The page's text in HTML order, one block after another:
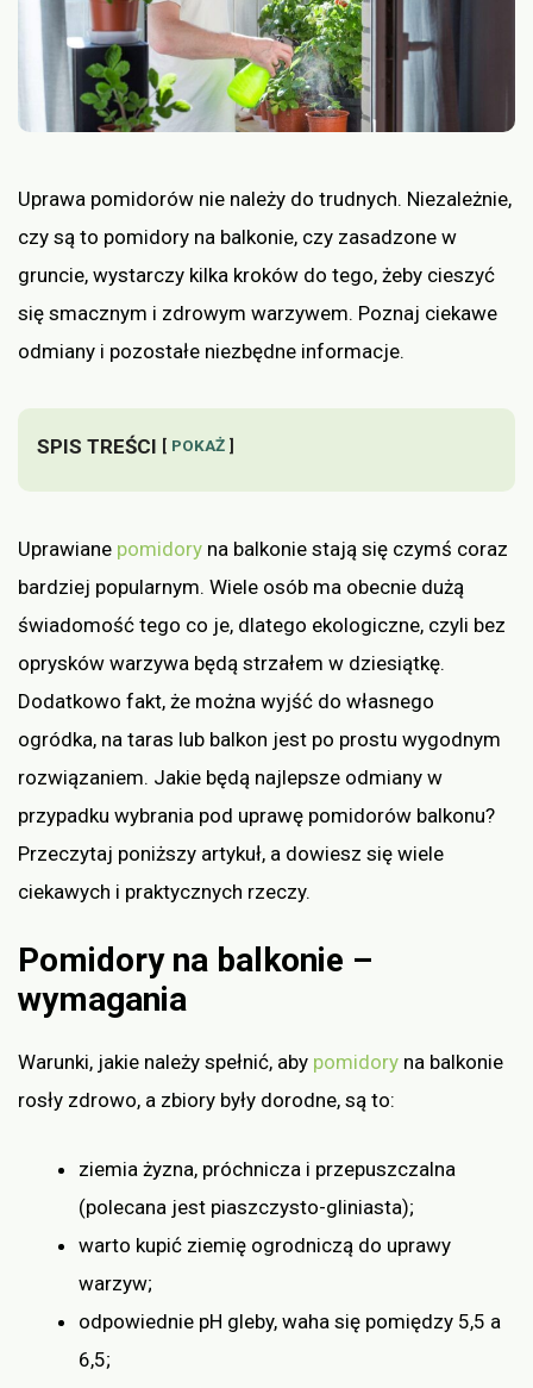
Uprawa pomidorów nie należy do trudnych. Niezależnie,
czy są to pomidory na balkonie, czy zasadzone w
gruncie, wystarczy kilka kroków do tego, żeby cieszyć
się smacznym i zdrowym warzywem. Poznaj ciekawe
odmiany i pozostałe niezbędne informacje.
SPIS TREŚCI POKAŻ
Uprawiane pomidory na balkonie stają się czymś coraz
bardziej popularnym. Wiele osób ma obecnie dużą
świadomość tego co je, dlatego ekologiczne, czyli bez
oprysków warzywa będą strzałem w dziesiątkę.
Dodatkowo fakt, że można wyjść do własnego
ogródka, na taras lub balkon jest po prostu wygodnym
rozwiązaniem. Jakie będą najlepsze odmiany w
przypadku wybrania pod uprawę pomidorów balkonu?
Przeczytaj poniższy artykuł, a dowiesz się wiele
ciekawych i praktycznych rzeczy.
Pomidory na balkonie –
wymagania
Warunki, jakie należy spełnić, aby pomidory na balkonie
rosły zdrowo, a zbiory były dorodne, są to:
ziemia żyzna, próchnicza i przepuszczalna
(polecana jest piaszczysto-gliniasta);
warto kupić ziemię ogrodniczą do uprawy
warzyw;
odpowiednie pH gleby, waha się pomiędzy 5,5 a
6,5;